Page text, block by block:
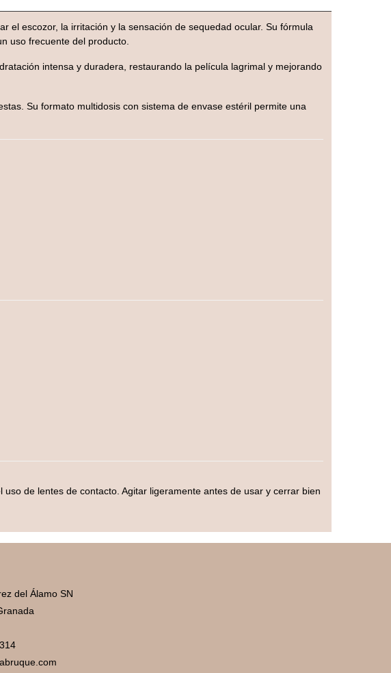
el escozor, la irritación y la sensación de sequedad ocular. Su fórmula
uso frecuente del producto.
intensa y duradera, restaurando la película lagrimal y mejorando
Su formato multidosis con sistema de envase estéril permite una
de lentes de contacto. Agitar ligeramente antes de usar y cerrar bien
del Álamo SN